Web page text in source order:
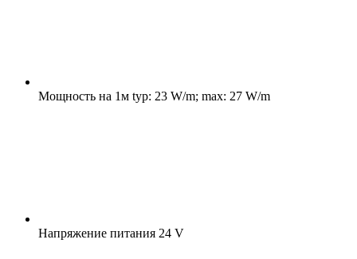
Мощность на 1м typ: 23 W/m; max: 27 W/m
Напряжение питания 24 V